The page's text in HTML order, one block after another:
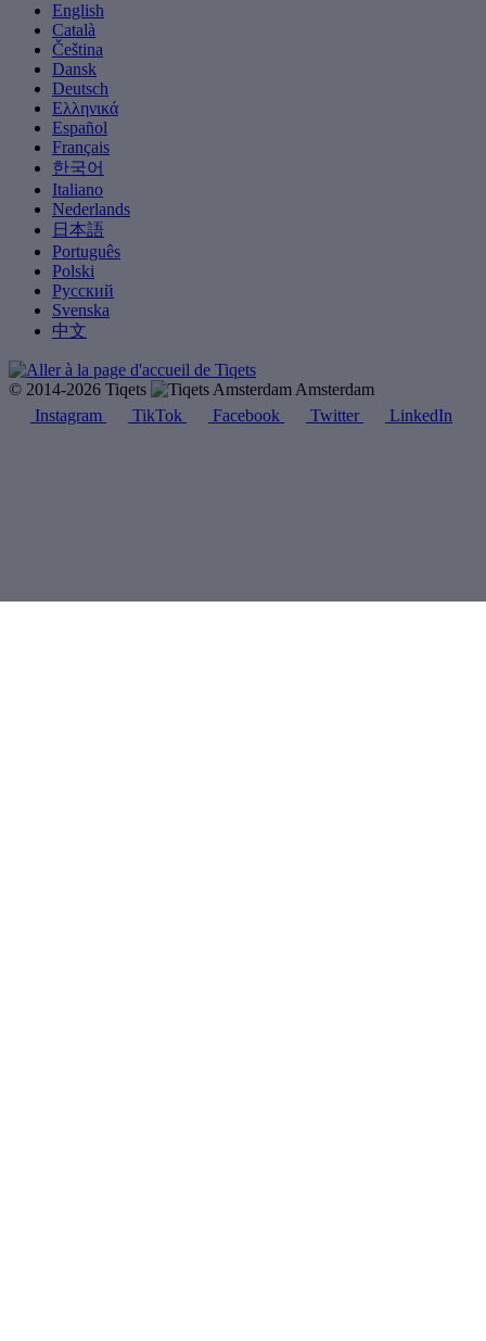
English
Català
Čeština
Dansk
Deutsch
Ελληνικά
Español
Français
한국어
Italiano
Nederlands
日本語
Português
Polski
Русский
Svenska
中文
© 2014-2026 Tiqets
Amsterdam
Instagram
TikTok Facebook Twitter LinkedIn